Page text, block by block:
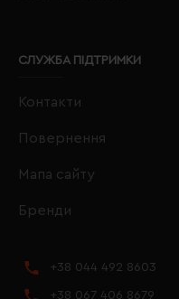
СЛУЖБА ПІДТРИМКИ
Контакти
Повернення
Мапа сайту
Бренди
+38 044 492 8603
+38 067 406 8679